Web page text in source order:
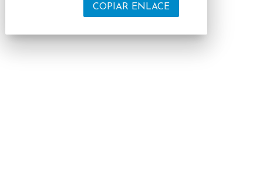
COPIAR ENLACE